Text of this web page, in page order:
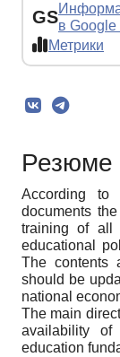
GSв
Метрики
Резюме
According to
documents
training of all
educational
The contents
should be
national
The main
availability of
education